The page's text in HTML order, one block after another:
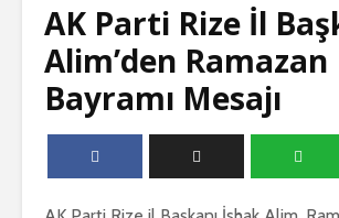
AK Parti Rize İl
Alim’den Ramazan
Bayramı Mesajı